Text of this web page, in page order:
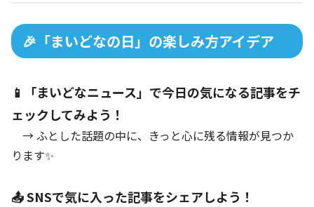
🎉「まいどなの日」の楽しみ方アイデア
📱「まいどなニュース」で今日の気になる記事をチ
ェックしてみよう！
→ ふとした話題の中に、きっと心に残る情報が見つか
ります✨
📤 SNSで気に入った記事をシェアしよう！